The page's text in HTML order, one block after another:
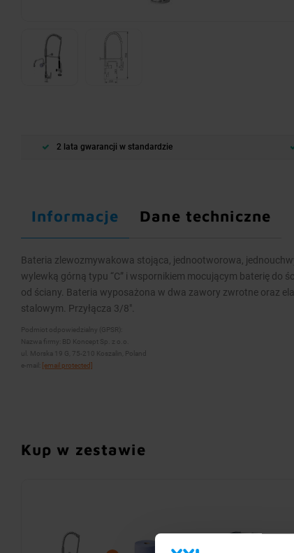
2 lata gwarancji w standardzie
Informacje Dane techniczne
Bateria zlewozmywakowa stojąca, jednootworowa,
wylewką górną typu “C” i wspornikiem mocującym baterię do
od ściany. Bateria wyposażona w dwa zawory zwrotne oraz
stalowym. Przyłącza 3/8″.
Podmiot odpowiedzialny (GPSR):
Nazwa firmy: BD Koncept Sp. z o.o.
ul. Morska 19 G, 75-210 Koszalin, Poland
e-mail:
[email protected]
Kup w zestawie